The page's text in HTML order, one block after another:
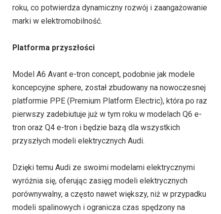
roku, co potwierdza dynamiczny rozwój i zaangażowanie
marki w elektromobilność.
Platforma przyszłości
Model A6 Avant e-tron concept, podobnie jak modele
koncepcyjne sphere, został zbudowany na nowoczesnej
platformie PPE (Premium Platform Electric), która po raz
pierwszy zadebiutuje już w tym roku w modelach Q6 e-
tron oraz Q4 e-tron i będzie bazą dla wszystkich
przyszłych modeli elektrycznych Audi.
Dzięki temu Audi ze swoimi modelami elektrycznymi
wyróżnia się, oferując zasięg modeli elektrycznych
porównywalny, a często nawet większy, niż w przypadku
modeli spalinowych i ogranicza czas spędzony na